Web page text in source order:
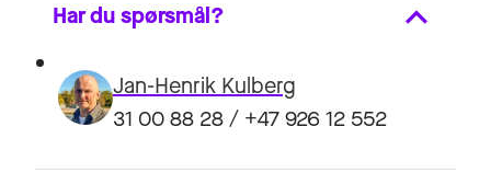
Har du spørsmål?
Jan-Henrik Kulberg
31 00 88 28 / +47 926 12 552